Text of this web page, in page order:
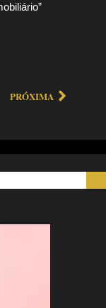
PRÓXIMA